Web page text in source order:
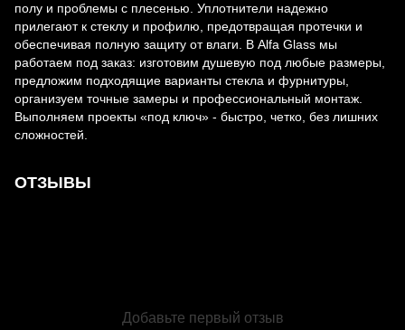
полу и проблемы с плесенью. Уплотнители надежно
прилегают к стеклу и профилю, предотвращая протечки и
обеспечивая полную защиту от влаги. В Alfa Glass мы
работаем под заказ: изготовим душевую под любые размеры,
предложим подходящие варианты стекла и фурнитуры,
организуем точные замеры и профессиональный монтаж.
Выполняем проекты «под ключ» - быстро, четко, без лишних
сложностей.
ОТЗЫВЫ
Добавьте первый отзыв